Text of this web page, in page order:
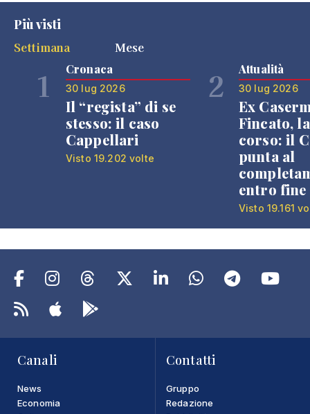
Più visti
Settimana
Mese
1 Cronaca
30 lug 2026
Il “regista” di se
stesso: il caso
Cappellari
Visto 19.202 volte
2 Attualità
30 lug 2026
Ex
Fincato,
corso: il
punta al
entro fine
Visto 19.161
Canali
News
Economia
Contatti
Gruppo
Redazione